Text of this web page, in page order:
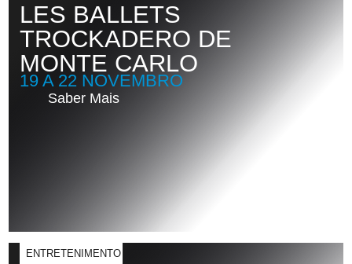
LES BALLETS
TROCKADERO DE
MONTE CARLO
19 A 22 NOVEMBRO
Saber Mais
ENTRETENIMENTO